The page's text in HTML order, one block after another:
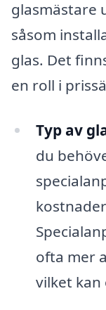
glasmästare
såsom
glas. Det
en roll i
Typ av
du
ofta mer
vilket kan